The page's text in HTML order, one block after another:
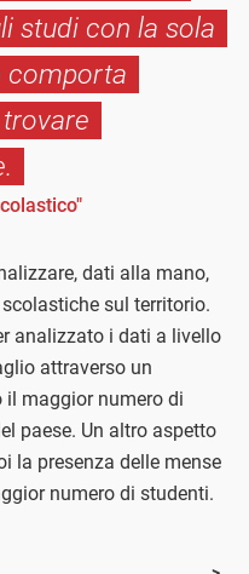
studi con la sola
comporta
dati alla mano,
sul territorio.
analizzato i dati a livello
attraverso un
maggior numero di
paese. Un altro aspetto
la presenza delle mense
numero di studenti.